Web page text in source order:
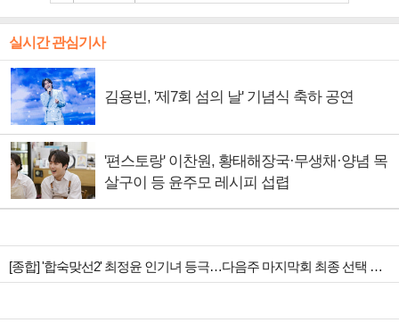
실시간 관심기사
김용빈, '제7회 섬의 날' 기념식 축하 공연
'편스토랑' 이찬원, 황태해장국·무생채·양념 목
살구이 등 윤주모 레시피 섭렵
[종합] '합숙맞선2' 최정윤 인기녀 등극…다음주 마지막회 최종 선택 예고